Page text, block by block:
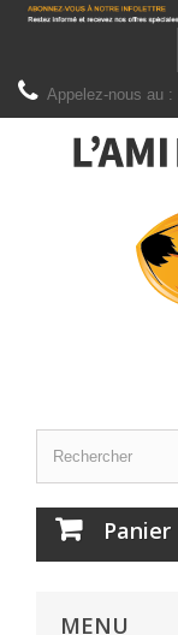
Appelez-nous au :
Panier
MENU